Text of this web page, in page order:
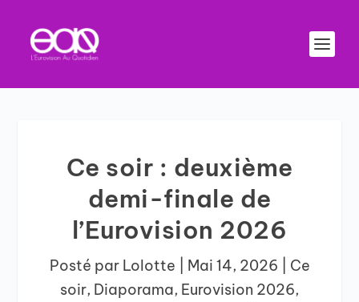
Ce soir : deuxième
demi-finale de
l’Eurovision 2026
Posté par Lolotte Mai 14, 2026
Ce
soir, Diaporama, Eurovision 2026,